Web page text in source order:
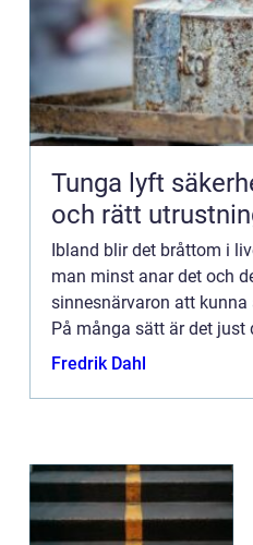
Tunga lyft säkerhet, planering
och rätt
Ibland blir det bråttom i
man minst anar det och
sinnesnärvaron att
På många sätt är det just
ligger till grunden för de
Fredrik Dahl